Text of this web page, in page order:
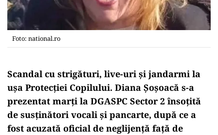
Foto: national.ro
Scandal cu strigături, live-uri și jandarmi la
ușa Protecției Copilului. Diana Șoșoacă s-a
prezentat marţi la DGASPC Sector 2 însoțită
de susținători vocali și pancarte, după ce a
fost acuzată oficial de neglijență față de